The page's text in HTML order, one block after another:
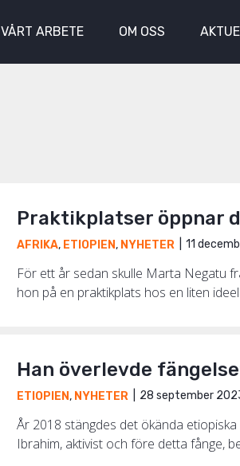
VÅRT ARBETE OM OSS
Praktikplatser öppnar
AFRIKA, ETIOPIEN, NYHETER 11
För ett år sedan skulle Marta Negatu
hon på en praktikplats hos en liten
Han överlevde
ETIOPIEN, NYHETER 28 september
År 2018 stängdes det ökända
Ibrahim, aktivist och före detta fånge,